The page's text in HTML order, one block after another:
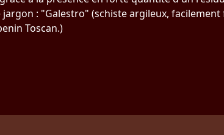
jargon : "Galestro" (schiste argileux,
Toscan.)